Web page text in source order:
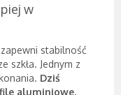
w
stabilność
szkła. Jednym z
Dziś
aluminiowe.